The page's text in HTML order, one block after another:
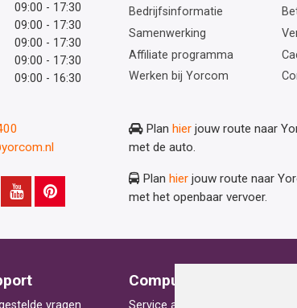
09:00 - 17:30
09:00 - 17:30
09:00 - 17:30
09:00 - 17:30
09:00 - 16:30
Bedrijfsinformatie
Samenwerking
Affiliate programma
Werken bij Yorcom
Plan hier jouw route naar
met de auto.
Plan hier jouw route naar
met het openbaar vervoer.
Computerhulp